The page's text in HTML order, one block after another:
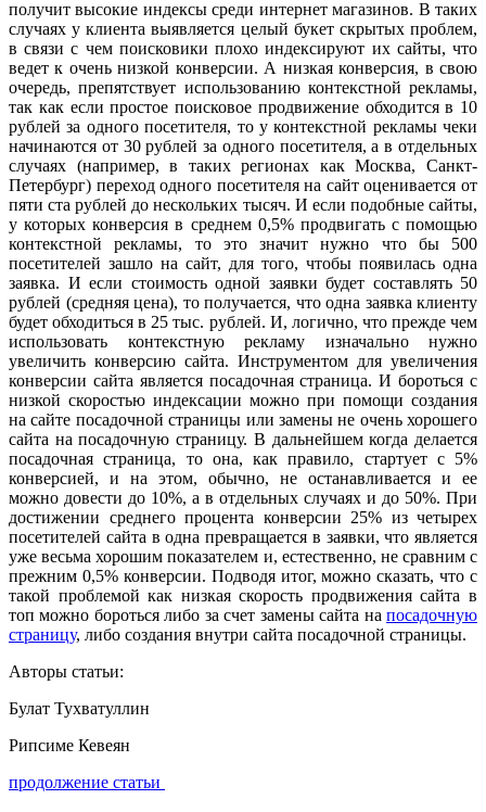
получит высокие индексы среди интернет магазинов. В таких
случаях у клиента выявляется целый букет скрытых проблем,
в связи с чем поисковики плохо индексируют их сайты, что
ведет к очень низкой конверсии. А низкая конверсия, в свою
очередь, препятствует использованию контекстной рекламы,
так как если простое поисковое продвижение обходится в 10
рублей за одного посетителя, то у контекстной рекламы чеки
начинаются от 30 рублей за одного посетителя, а в отдельных
случаях (например, в таких регионах как Москва, Санкт-
Петербург) переход одного посетителя на сайт оценивается от
пяти ста рублей до нескольких тысяч. И если подобные сайты,
у которых конверсия в среднем 0,5% продвигать с помощью
контекстной рекламы, то это значит нужно что бы 500
посетителей зашло на сайт, для того, чтобы появилась одна
заявка. И если стоимость одной заявки будет составлять 50
рублей (средняя цена), то получается, что одна заявка клиенту
будет обходиться в 25 тыс. рублей. И, логично, что прежде чем
использовать контекстную рекламу изначально нужно
увеличить конверсию сайта. Инструментом для увеличения
конверсии сайта является посадочная страница. И бороться с
низкой скоростью индексации можно при помощи создания
на сайте посадочной страницы или замены не очень хорошего
сайта на посадочную страницу. В дальнейшем когда делается
посадочная страница, то она, как правило, стартует с 5%
конверсией, и на этом, обычно, не останавливается и ее
можно довести до 10%, а в отдельных случаях и до 50%. При
достижении среднего процента конверсии 25% из четырех
посетителей сайта в одна превращается в заявки, что является
уже весьма хорошим показателем и, естественно, не сравним с
прежним 0,5% конверсии. Подводя итог, можно сказать, что с
такой проблемой как низкая скорость продвижения сайта в
топ можно бороться либо за счет замены сайта на посадочную
страницу, либо создания внутри сайта посадочной страницы.
Авторы статьи:
Булат Тухватуллин
Рипсиме Кевеян
продолжение статьи